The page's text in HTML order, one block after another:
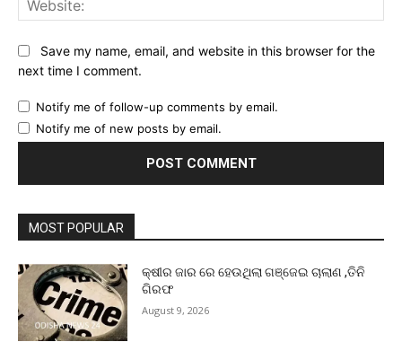
Save my name, email, and website in this browser for the
next time I comment.
Notify me of follow-up comments by email.
Notify me of new posts by email.
MOST POPULAR
କ୍ଷୀର ଜାର ରେ ହେଉଥିଲା ଗଞ୍ଜେଇ ଚାଲାଣ ,ତିନି
ଗିରଫ
August 9, 2026